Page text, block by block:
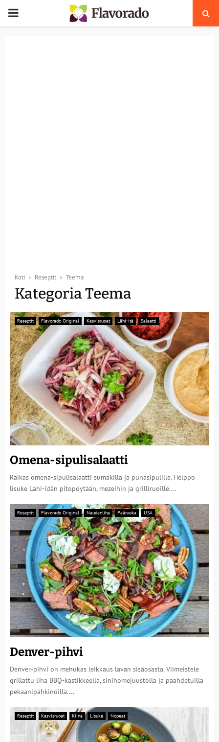
PRIMARY
Koti Reseptit Teema
Kategoria Teema
Reseptit Flavorado Original Kasvisruoat Lähi-itä Salaatti
Omena-sipulisalaatti
Raikas omena-sipulisalaatti sumakilla ja punasipulilla. Helppo
lisuke Lähi-idän pitopöytään, mezeihin ja grilliruoille....
Reseptit Flavorado Original Naudanliha Pääruoka USA
Denver-pihvi
Denver-pihvi on mehukas leikkaus lavan sisäosasta. Viimeistele
grillattu liha BBQ-kastikkeella, sinihomejuustolla ja paahdetuilla
pekaanipähkinöillä....
Reseptit Kasvisruoat Kiina Lisuke Nopeat